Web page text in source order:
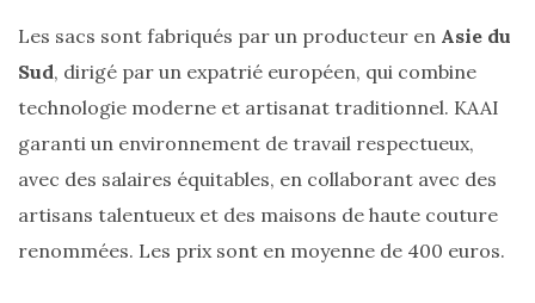
adresses/Evénements
(43)
Coups
de
coeur
(9)
Digital/Blogging
Les sacs sont fabriqués par un producteur en Asie du
Sud, dirigé par un expatrié européen, qui combine
technologie moderne et artisanat traditionnel. KAAI
garanti un environnement de travail respectueux,
avec des salaires équitables, en collaborant avec des
artisans talentueux et des maisons de haute couture
renommées. Les prix sont en moyenne de 400 euros.